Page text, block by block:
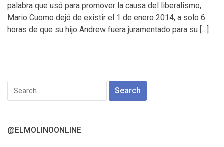
palabra que usó para promover la causa del liberalismo,
Mario Cuomo dejó de existir el 1 de enero 2014, a solo 6
horas de que su hijo Andrew fuera juramentado para su […]
Search
@ELMOLINOONLINE